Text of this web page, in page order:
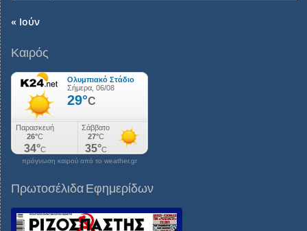
« Ιούν
Καιρός
πρόγνωση καιρού από το weather.gr
Πρωτοσέλιδα Εφημερίδων